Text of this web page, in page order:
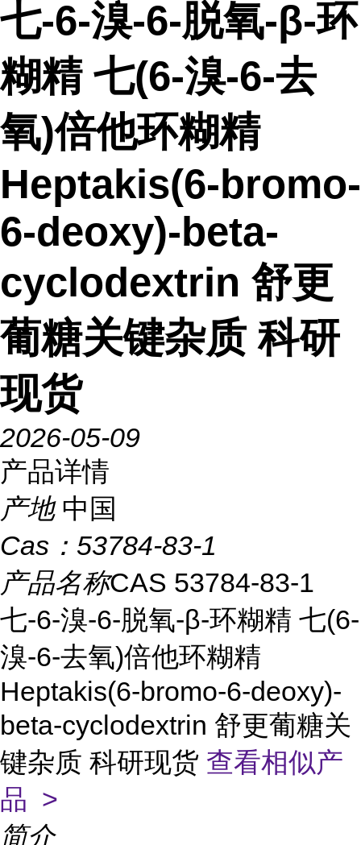
七-6-溴-6-脱氧-β-环
糊精 七(6-溴-6-去
氧)倍他环糊精
Heptakis(6-bromo-
6-deoxy)-beta-
cyclodextrin 舒更
葡糖关键杂质 科研
现货
2026-05-09
产品详情
产地 中国
Cas： 53784-83-1
产品名称CAS 53784-83-1
七-6-溴-6-脱氧-β-环糊精 七(6-
溴-6-去氧)倍他环糊精
Heptakis(6-bromo-6-deoxy)-
beta-cyclodextrin 舒更葡糖关
键杂质 科研现货 查看相似产
品 >
简介